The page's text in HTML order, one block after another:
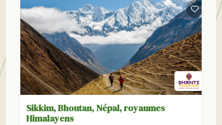
Sikkim, Bhoutan, Népal, royaumes
Himalayens